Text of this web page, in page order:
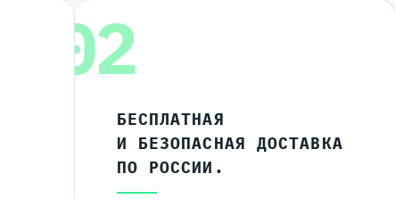
02
БЕСПЛАТНАЯ
И БЕЗОПАСНАЯ ДОСТАВКА
ПО РОССИИ.